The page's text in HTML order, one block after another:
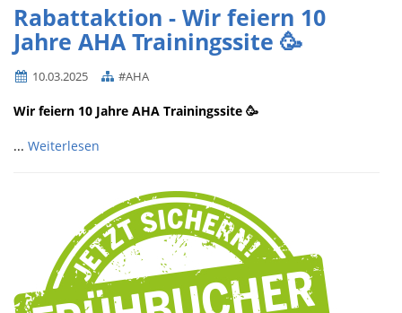
Rabattaktion - Wir feiern 10
Jahre AHA Trainingssite 🥳
10.03.2025 #AHA
Wir feiern 10 Jahre AHA Trainingssite 🥳
... Weiterlesen